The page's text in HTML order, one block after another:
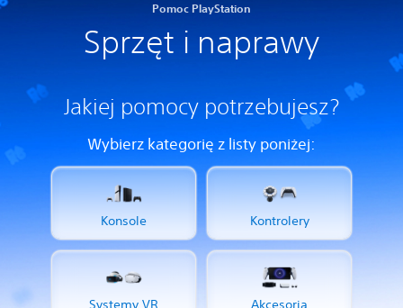
Pomoc PlayStation
Sprzęt i naprawy
Jakiej pomocy potrzebujesz?
Wybierz kategorię z listy poniżej:
Konsole Kontrolery
Systemy VR Akcesoria